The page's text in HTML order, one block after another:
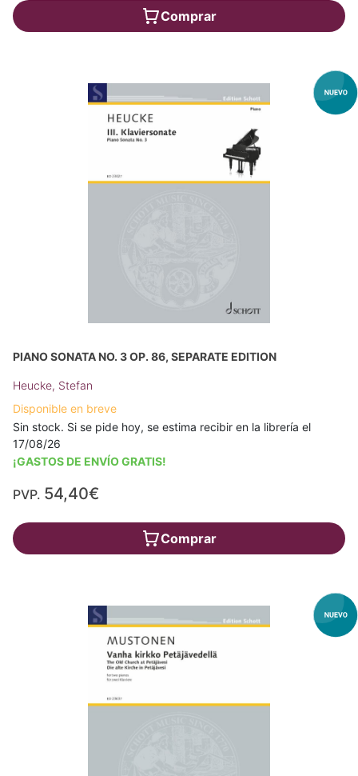
Comprar
PIANO SONATA NO. 3 OP. 86, SEPARATE EDITION
Heucke, Stefan
Disponible en breve
Sin stock. Si se pide hoy, se estima recibir en la librería el
17/08/26
¡GASTOS DE ENVÍO GRATIS!
PVP. 54,40€
Comprar